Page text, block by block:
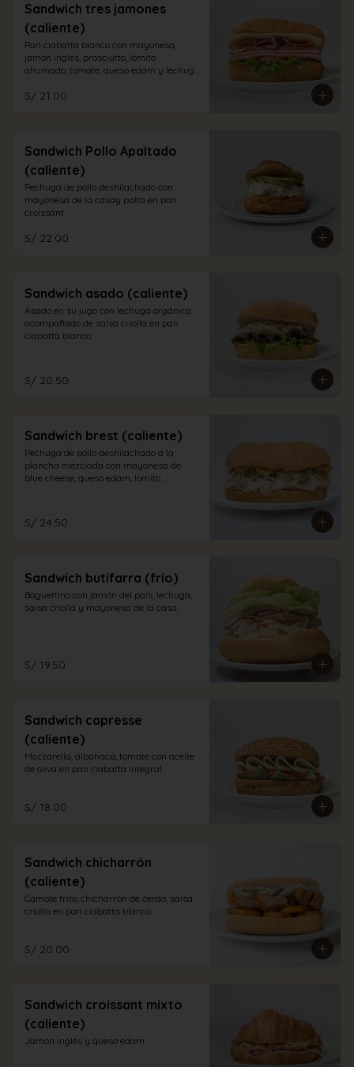
Sandwich tres jamones
(caliente)
Pan ciabatta blanco con mayonesa,
jamón inglés, prosciutto, lomito
ahumado, tomate, queso edam y lechuga
S/ 21.00
Sandwich Pollo Apaltado
(caliente)
Pechuga de pollo deshilachado con
mayonesa de la casay palta en pan
croissant.
S/ 22.00
Sandwich asado (caliente)
Asado en su jugo con lechuga orgánica
acompañado de salsa criolla en pan
ciabatta blanco.
S/ 20.50
Sandwich brest (caliente)
Pechuga de pollo deshilachado a la
plancha mezclada con mayonesa de
blue cheese, queso edam, lomito
S/ 24.50
Sandwich butifarra (frío)
Baguettino con jamón del país, lechuga,
salsa criolla y mayonesa de la casa.
S/ 19.50
Sandwich capresse
(caliente)
Mozzarella, albahaca, tomate con aceite
de oliva en pan ciabatta integral.
S/ 18.00
Sandwich chicharrón
(caliente)
Camote frito, chicharrón de cerdo, salsa
criolla en pan ciabatta blanco
S/ 20.00
Sandwich croissant mixto
(caliente)
Jamón inglés y queso edam.